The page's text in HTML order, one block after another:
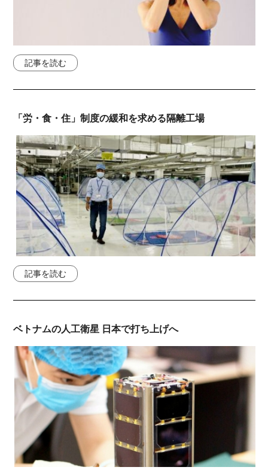
記事を読む
「労・食・住」制度の緩和を求める隔離工場
記事を読む
ベトナムの人工衛星 日本で打ち上げへ